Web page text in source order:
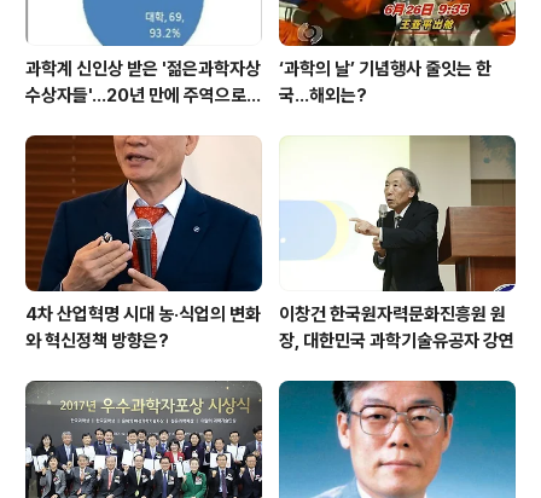
과학계 신인상 받은 '젊은과학자상
수상자들'…20년 만에 주역으로
‘과학의 날’ 기념행사 줄잇는 한
국…해외는?
4차 산업혁명 시대 농·식업의 변화
와 혁신정책 방향은?
이창건 한국원자력문화진흥원 원
장, 대한민국 과학기술유공자 강연